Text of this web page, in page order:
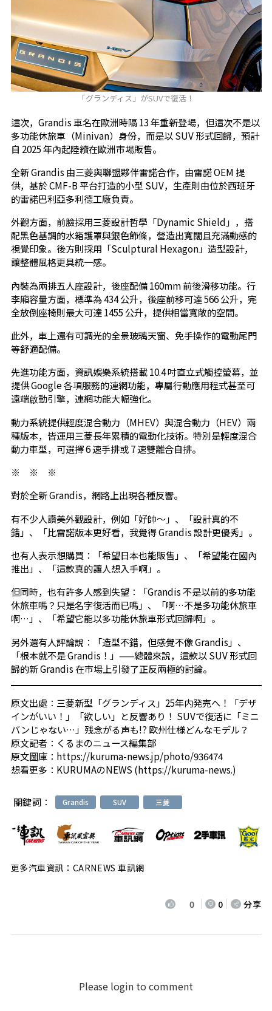
「グランディス」がSUVで復活！
這次，Grandis 車名在歐洲時隔 13 年重新登場，但這次不是以
多功能休旅車（Minivan）身份，而是以 SUV 形式回歸，預計
自 2025 年內起陸續在歐洲市場販售。
全新 Grandis 由三菱與聯盟夥伴雷諾合作，由雷諾 OEM 提
供，基於 CMF-B 平台打造的小型 SUV，生產則由位於西班牙
的雷諾巴利亞多利德工廠負責。
外觀方面，前臉採用三菱設計哲學「Dynamic Shield」，搭
配黑色基調的水箱護罩與銀色飾條，營造出寬闊且充滿動感的
視覺印象。後方則採用「Sculptural Hexagon」造型設計，
讓整體風格更具統一感。
內裝為兩排五人座設計，後座配備 160mm 前後滑移功能。行
李廂容量方面，標準為 434 公升，後座前移可達 566 公升，完
全放倒座椅則最大可達 1455 公升，提供相當寬敞的空間。
此外，車上還有可調光的全景玻璃天窗、免手操作的電動尾門
等舒適配備。
先進功能方面，資訊娛樂系統搭載 10.4 吋直立式觸控螢幕，並
提供 Google 各項服務的連網功能，專屬行動應用程式甚至可
遠端啟動引擎，連網功能大幅強化。
動力系統提供輕度混合動力（MHEV）與混合動力（HEV）兩
種版本，皆運用三菱長年累積的電動化技術。特別是輕度混合
動力車型，可選擇 6 速手排或 7 速雙離合自排。
※ ※ ※
對於全新 Grandis，網路上出現各種反響。
有不少人讚美外觀設計，例如「好帥～」、「設計真的不
錯」、「比雷諾版本更好看，我覺得 Grandis 設計更優秀」。
也有人表示想購買：「希望日本也能販售」、「希望能在國內
推出」、「這款真的讓人想入手啊」。
但同時，也有許多人感到失望：「Grandis 不是以前的多功能
休旅車嗎？只是名字復活而已嗎」、「啊…不是多功能休旅車
啊…」、「希望它能以多功能休旅車形式回歸啊」。
另外還有人評論說：「造型不錯，但感覺不像 Grandis」、
「根本就不是 Grandis！」——總體來說，這款以 SUV 形式回
歸的新 Grandis 在市場上引發了正反兩極的討論。
原文出處： 三菱新型「グランディス」25年内発売へ！「デザ
インがいい！」「欲しい」と反響あり！ SUVで復活に「ミニ
バンじゃない…」残念がる声も!? 欧州仕様どんなモデル？
原文記者： くるまのニュース編集部
原文圖庫： https://kuruma-news.jp/photo/936474
想看更多： KURUMAのNEWS (https://kuruma-news.)
關鍵詞： Grandis SUV 三菱
更多汽車資訊：CARNEWS 車訊網
0 0 分享
Please login to comment